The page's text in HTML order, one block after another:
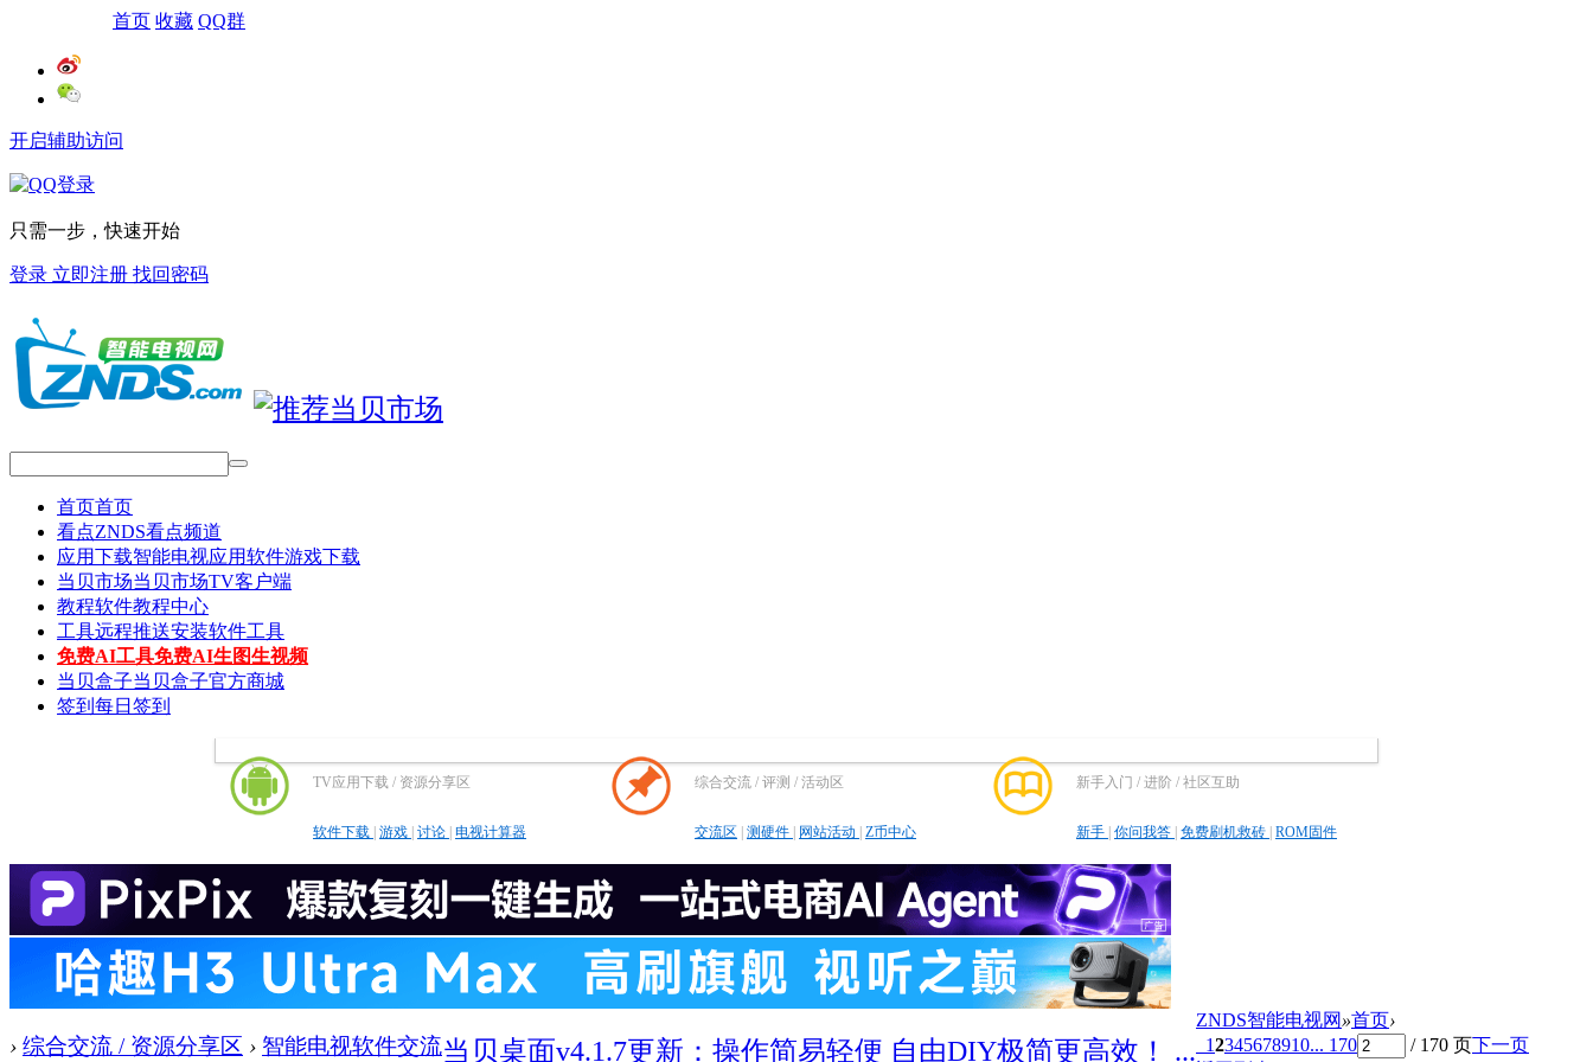
首页 收藏 QQ群
开启辅助访问
只需一步，快速开始
登录 立即注册 找回密码
首页首页
看点ZNDS看点频道
应用下载智能电视应用软件游戏下载
当贝市场当贝市场TV客户端
教程软件教程中心
工具远程推送安装软件工具
免费AI工具免费AI生图生视频
当贝盒子当贝盒子官方商城
签到 每日签到
TV应用下载 / 资源分享区
软件下载 | 游戏 | 讨论 | 电视计算器
综合交流 / 评测 / 活动区
交流区 | 测硬件 | 网站活动 | Z币中心
新手入门 / 进阶 / 社区互助
新手 | 你问我答 | 免费刷机救砖 | ROM固件
ZNDS智能电视网 »首页
› 综合交流 / 资源分享区 › 智能电视软件交流
›
当贝桌面v4.1.7更新：操作简易轻便 自由DIY极简更高效！ ... 12345678910... 170 / 170 页下一页